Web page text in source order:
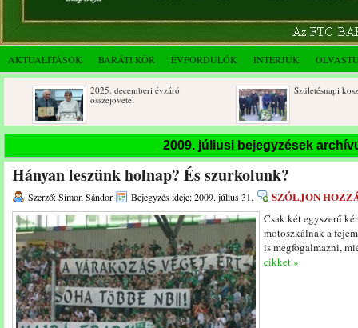
AKTUALITÁSOK BARÁTI KÖR ÉVFORDULÓK INTERJÚK
2025. decemberi évzáró
összejövetel
Születésnapi koszorúzások
2009. júliusi bejegyzések
Hányan leszünk holnap? És szurkolunk?
Szerző: Simon Sándor Bejegyzés ideje: 2009. július 31. SZÓLJON
Csak két egyszerű
motoszkálnak a
is megfogalmazni,
cikket »